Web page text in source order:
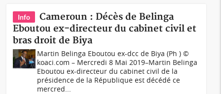
Info
Cameroun : Décès de Belinga
Eboutou ex-directeur du cabinet civil et
bras droit de Biya
Martin Belinga Eboutou ex-dcc de Biya (Ph ) ©
koaci.com – Mercredi 8 Mai 2019–Martin Belinga
Eboutou ex-directeur du cabinet civil de la
présidence de la République est décédé ce
mercred...